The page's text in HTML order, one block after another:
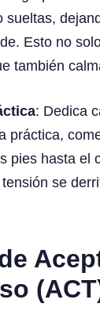
sueltas,
Esto no
también
: Dedica
práctica,
pies hasta el
se